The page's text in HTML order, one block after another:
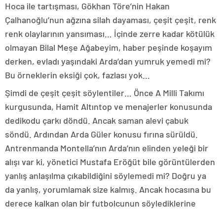
Hoca ile tartışması, Gökhan Töre’nin Hakan
Çalhanoğlu’nun ağzına silah dayaması, çeşit çeşit, renk
renk olaylarının yansıması… İçinde zerre kadar kötülük
olmayan Bilal Meşe Ağabeyim, haber peşinde koşayım
derken, evladı yaşındaki Arda’dan yumruk yemedi mi?
Bu örneklerin eksiği çok, fazlası yok…
Şimdi de çeşit çeşit söylentiler… Önce A Milli Takımı
kurgusunda, Hamit Altıntop ve menajerler konusunda
dedikodu çarkı döndü. Ancak saman alevi çabuk
söndü. Ardından Arda Güler konusu fırına sürüldü.
Antrenmanda Montella’nın Arda’nın elinden yeleği bir
alışı var ki, yönetici Mustafa Eröğüt bile görüntülerden
yanlış anlaşılma çıkabildiğini söylemedi mi? Doğru ya
da yanlış, yorumlamak size kalmış. Ancak hocasına bu
derece kalkan olan bir futbolcunun söylediklerine